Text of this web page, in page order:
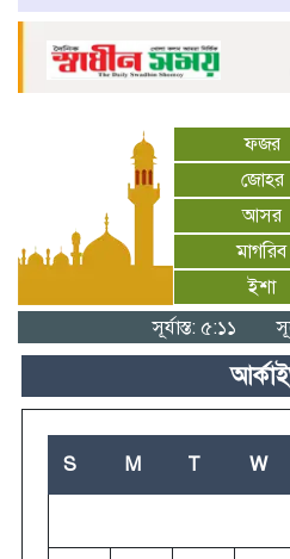
ফজর
জোহর
আসর
মাগরিব
ইশা
সূর্যাস্ত: ৫:১১
S M T W